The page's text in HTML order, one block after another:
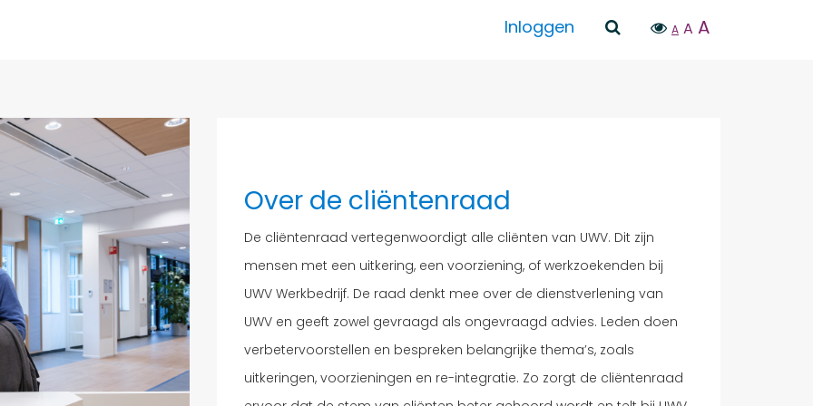
A A A
Inloggen
Over de cliëntenraad
De cliëntenraad vertegenwoordigt alle cliënten van UWV. Dit zijn
mensen met een uitkering, een voorziening, of werkzoekenden bij
UWV Werkbedrijf. De raad denkt mee over de dienstverlening van
UWV en geeft zowel gevraagd als ongevraagd advies. Leden doen
verbetervoorstellen en bespreken belangrijke thema’s, zoals
uitkeringen, voorzieningen en re-integratie. Zo zorgt de cliëntenraad